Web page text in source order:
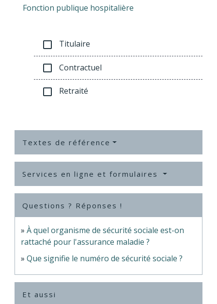
Fonction publique hospitalière
check_box_outline_blank Titulaire
check_box_outline_blank Contractuel
check_box_outline_blank Retraité
Textes de référence
Services en ligne et formulaires
Questions ? Réponses !
À quel organisme de sécurité sociale est-on
rattaché pour l'assurance maladie ?
Que signifie le numéro de sécurité sociale ?
Et aussi